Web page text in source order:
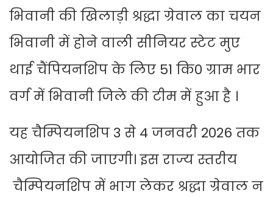
भिवानी की खिलाड़ी श्रद्धा ग्रेवाल का चयन
भिवानी में होने वाली सीनियर स्टेट मुए
थाई चैंपियनशिप के लिए 51 कि0 ग्राम भार
वर्ग में भिवानी जिले की टीम में हुआ है ।
यह चैम्पियनशिप 3 से 4 जनवरी 2026 तक
आयोजित की जाएगी। इस राज्य स्तरीय
चैम्पियनशिप में भाग लेकर श्रद्धा ग्रेवाल न